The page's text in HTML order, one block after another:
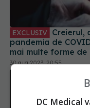
pandemia de
mai multe forme de
accelerare a unor
într-un ritm mai lent
30 aug 2023, 20:55
DC Medical